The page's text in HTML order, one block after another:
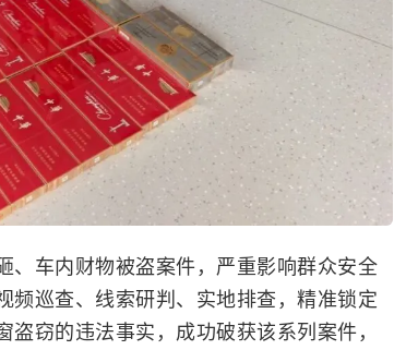
、车内财物被盗案件，严重影响群众安全
频巡查、线索研判、实地排查，精准锁定
窃的违法事实，成功破获该系列案件，